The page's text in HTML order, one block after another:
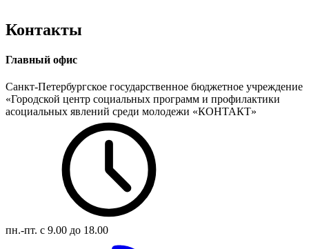
Контакты
Главный офис
Санкт-Петербургское государственное бюджетное учреждение
«Городской центр социальных программ и профилактики
асоциальных явлений среди молодежи «КОНТАКТ»
пн.-пт. с 9.00 до 18.00